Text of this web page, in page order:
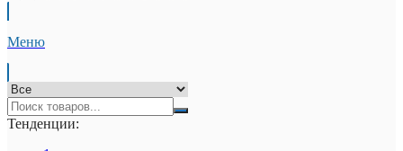
Меню
Тенденции: